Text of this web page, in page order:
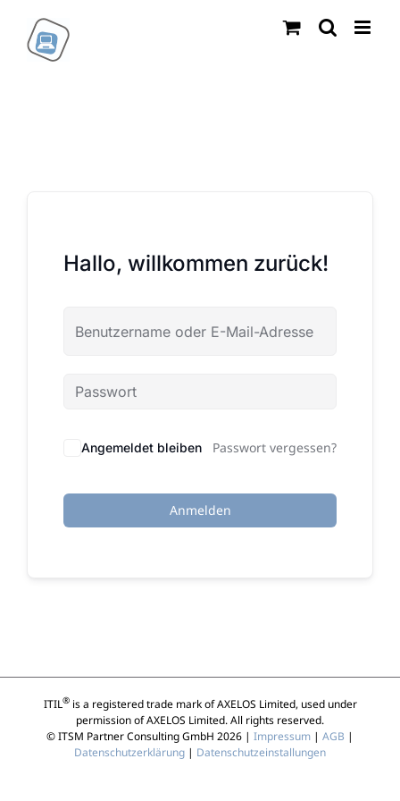
Inhalt
springen
Hallo, willkommen zurück!
Angemeldet bleiben Passwort vergessen?
Anmelden
ITIL®is a registered trade mark of AXELOS Limited, used under
permission of AXELOS Limited. All rights reserved.
© ITSM Partner Consulting GmbH 2026 | Impressum | AGB |
Datenschutzerklärung | Datenschutzeinstallungen